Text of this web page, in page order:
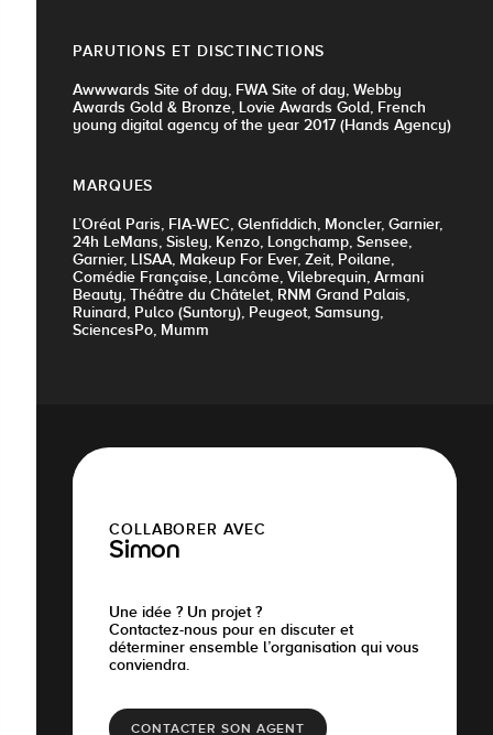
PARUTIONS ET DISCTINCTIONS
Awwwards Site of day, FWA Site of day, Webby
Awards Gold & Bronze, Lovie Awards Gold, French
young digital agency of the year 2017 (Hands Agency)
MARQUES
L’Oréal Paris, FIA-WEC, Glenfiddich, Moncler, Garnier,
24h LeMans, Sisley, Kenzo, Longchamp, Sensee,
Garnier, LISAA, Makeup For Ever, Zeit, Poilane,
Comédie Française, Lancôme, Vilebrequin, Armani
Beauty, Théâtre du Châtelet, RNM Grand Palais,
Ruinard, Pulco (Suntory), Peugeot, Samsung,
SciencesPo, Mumm
COLLABORER AVEC
Simon
Une idée ? Un projet ?
Contactez-nous pour en discuter et
déterminer ensemble l’organisation qui vous
conviendra.
CONTACTER SON AGENT